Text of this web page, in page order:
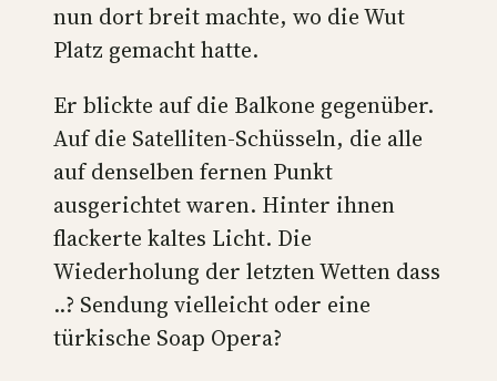
nun dort breit machte, wo die Wut
Platz gemacht hatte.
Er blickte auf die Balkone gegenüber.
Auf die Satelliten-Schüsseln, die alle
auf denselben fernen Punkt
ausgerichtet waren. Hinter ihnen
flackerte kaltes Licht. Die
Wiederholung der letzten Wetten dass
..? Sendung vielleicht oder eine
türkische Soap Opera?